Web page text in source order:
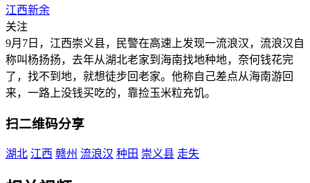
江西新余
关注
9月7日，江西崇义县，民警在高速上发现一流浪汉，流浪汉自
称叫杨扬扬，去年从湖北老家到海南找地种地，奈何钱花完
了，找不到地，就想徒步回老家。他称自己差点从海南游回
来，一路上没钱买吃的，靠捡玉米粒充饥。
扫二维码分享
湖北 江西 赣州 流浪汉 种田 崇义县 走失